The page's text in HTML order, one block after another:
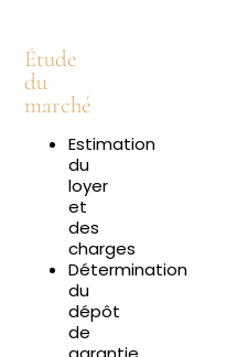
Étude
du
marché
Estimation
du
loyer
et
des
charges
Détermination
du
dépôt
de